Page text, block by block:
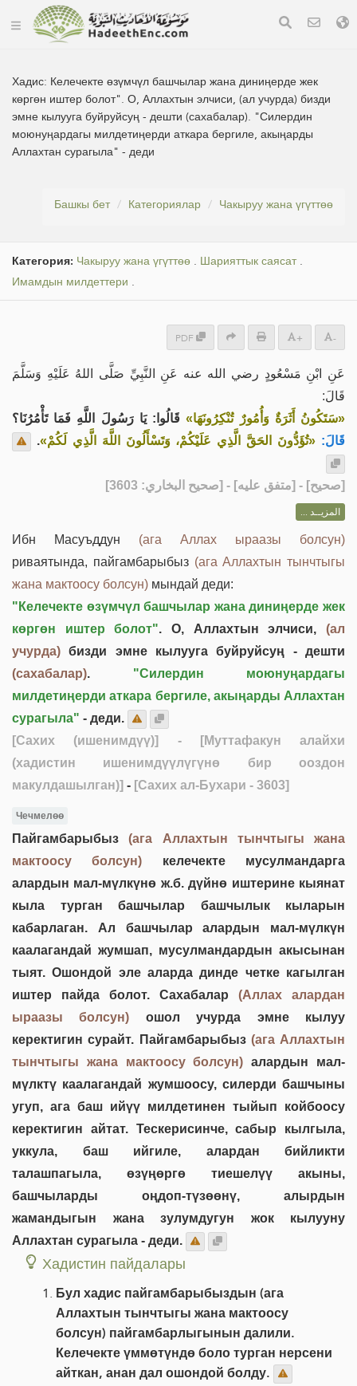
Хадис: Келечекте өзүмчүл башчылар жана диниңерде жек
көргөн иштер болот". О, Аллахтын элчиси, (ал учурда) бизди
эмне кылууга буйруйсуң - дешти (сахабалар). "Силердин
моюнуңардагы милдетиңерди аткара бергиле, акыңарды
Аллахтан сурагыла" - деди
Башкы бет Категориялар Чакыруу жана үгүттөө
Категория: Чакыруу жана үгүттөө . Шарияттык саясат.
Имамдын милдеттери .
PDF + -
عَنِ ابْنِ مَسْعُودٍ رضي الله عنه عَنِ النَّبِيِّ صَلَّى اللهُ عَلَيْهِ وَسَلَّمَ
قَالَ:
«سَتَكُونُ أَثَرَةٌ وَأُمُورٌ تُنْكِرُونَهَا»قَالُوا: يَا رَسُولَ اللَّهِ فَمَا تَأْمُرُنَا؟
قَالَ: «تُؤَدُّونَ الحَقَّ الَّذِي عَلَيْكُمْ، وَتَسْأَلُونَ اللَّهَ الَّذِي لَكُمْ».
[صحيح] - [متفق عليه] - [صحيح البخاري: 3603]
المزيــد ...
Ибн Масуъддун (ага Аллах ыраазы болсун)
риваятында, пайгамбарыбыз (ага Аллахтын тынчтыгы
жана мактоосу болсун) мындай деди:
"Келечекте өзүмчүл башчылар жана диниңерде жек
көргөн иштер болот". О, Аллахтын элчиси,(ал
учурда) бизди эмне кылууга буйруйсуң - дешти
(сахабалар). "Силердин моюнуңардагы
милдетиңерди аткара бергиле, акыңарды Аллахтан
сурагыла" - деди.
[Сахих (ишенимдүү)]
- [Муттафакун алайхи
(хадистин ишенимдүүлүгүнө бир ооздон
макулдашылган)] - [Сахих ал-Бухари - 3603]
Чечмелөө
Пайгамбарыбыз(ага Аллахтын тынчтыгы жана
мактоосу болсун) келечекте мусулмандарга
алардын мал-мүлкүнө ж.б. дүйнө иштерине кыянат
кыла турган башчылар башчылык кыларын
кабарлаган. Ал башчылар алардын мал-мүлкүн
каалагандай жумшап, мусулмандардын акысынан
тыят. Ошондой эле аларда динде четке кагылган
иштер пайда болот. Сахабалар (Аллах алардан
ыраазы болсун) ошол учурда эмне кылуу
керектигин сурайт. Пайгамбарыбыз (ага Аллахтын
тынчтыгы жана мактоосу болсун) алардын мал-
мүлктү каалагандай жумшоосу, силерди башчыны
угуп, ага баш ийүү милдетинен тыйып койбоосу
керектигин айтат. Тескерисинче, сабыр кылгыла,
уккула, баш ийгиле, алардан бийликти
талашпагыла, өзүңөргө тиешелүү акыны,
башчыларды оңдоп-түзөөнү, алырдын
жамандыгын жана зулумдугун жок кылууну
Аллахтан сурагыла - деди.
Хадистин пайдалары
Бул хадис пайгамбарыбыздын (ага
Аллахтын тынчтыгы жана мактоосу
болсун) пайгамбарлыгынын далили.
Келечекте үммөтүндө боло турган нерсени
айткан, анан дал ошондой болду.